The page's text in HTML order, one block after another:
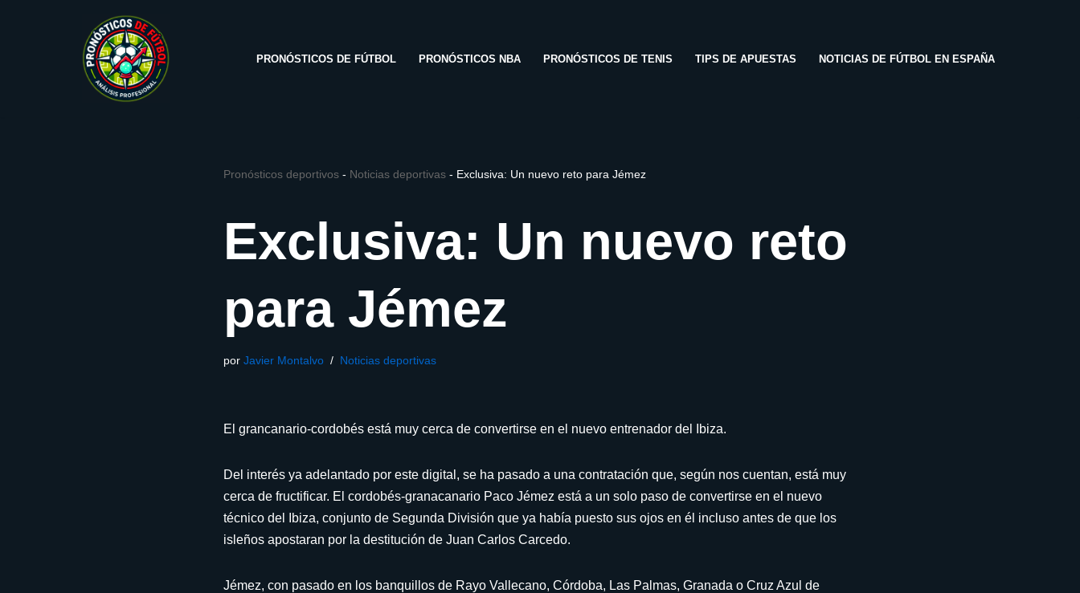
PRONÓSTICOS DE FÚTBOL PRONÓSTICOS NBA PRONÓSTICOS DE TENIS TIPS DE APUESTAS NOTICIAS DE FÚTBOL EN ESPAÑA
Pronósticos deportivos- Noticias deportivas- Exclusiva: Un nuevo reto para Jémez
Exclusiva: Un nuevo reto
para Jémez
por Javier Montalvo Noticias deportivas
El grancanario-cordobés está muy cerca de convertirse en el nuevo entrenador del Ibiza.
Del interés ya adelantado por este digital, se ha pasado a una contratación que, según nos cuentan, está muy
cerca de fructificar. El cordobés-granacanario Paco Jémez está a un solo paso de convertirse en el nuevo
técnico del Ibiza, conjunto de Segunda División que ya había puesto sus ojos en él incluso antes de que los
isleños apostaran por la destitución de Juan Carlos Carcedo.
Jémez, con pasado en los banquillos de Rayo Vallecano, Córdoba, Las Palmas, Granada o Cruz Azul de